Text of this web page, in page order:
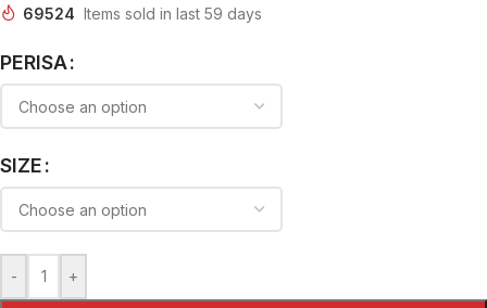
69524 Items sold in last 59 days
PERISA
SIZE
- +